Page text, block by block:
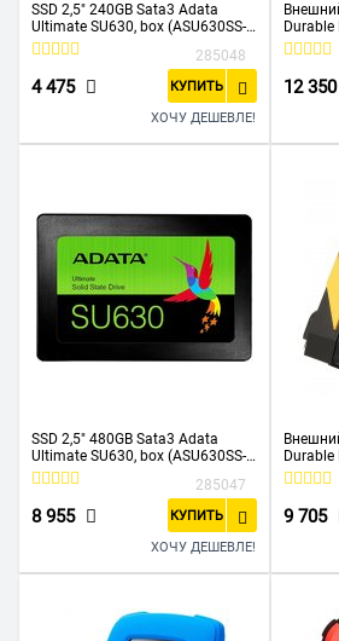
SSD 2,5" 240GB Sata3 Adata
Ultimate SU630, box (ASU630SS-
240GQ-R)
285048
4 475 КУПИТЬ
ХОЧУ ДЕШЕВЛЕ!
синий
12 350
SSD 2,5" 480GB Sata3 Adata
Ultimate SU630, box (ASU630SS-
480GQ-R)
285047
8 955 КУПИТЬ
ХОЧУ ДЕШЕВЛЕ!
желтый
9 705